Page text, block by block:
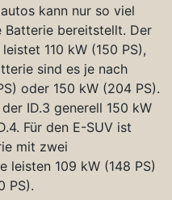
kann nur so viel
Batterie bereitstellt. Der
110 kW (150 PS),
sind es je nach
oder 150 kW (204 PS).
ID.3 generell 150 kW
Für den E-SUV ist
mit zwei
leisten 109 kW (148 PS)
PS).